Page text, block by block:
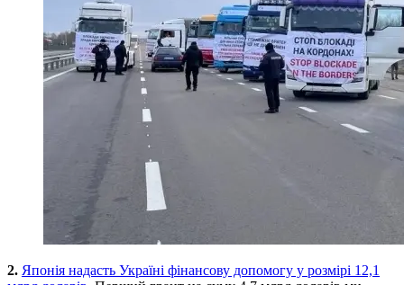
2. Японія надасть Україні фінансову допомогу у розмірі 12,1